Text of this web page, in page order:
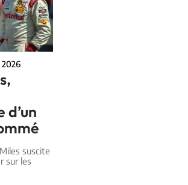
2026
suscite
sur les